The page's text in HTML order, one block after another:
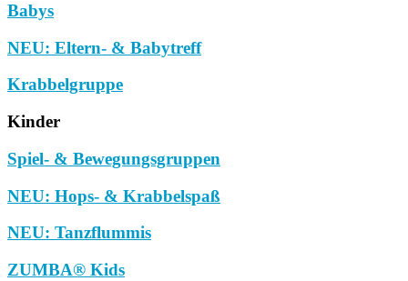
Babys
NEU: Eltern- & Babytreff
Krabbelgruppe
Kinder
Spiel- & Bewegungsgruppen
NEU: Hops- & Krabbelspaß
NEU: Tanzflummis
ZUMBA® Kids